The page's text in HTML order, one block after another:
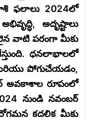
ఫలాలు 2024లో
అదృష్టాలు
వాటి పరంగా మీకు
ధనలాభాలలో
పోగుచేయడం,
అవకాశాల రూపంలో
నుండి నవంబర్
కదలిక మీకు